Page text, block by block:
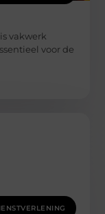
vakwerk
voor de